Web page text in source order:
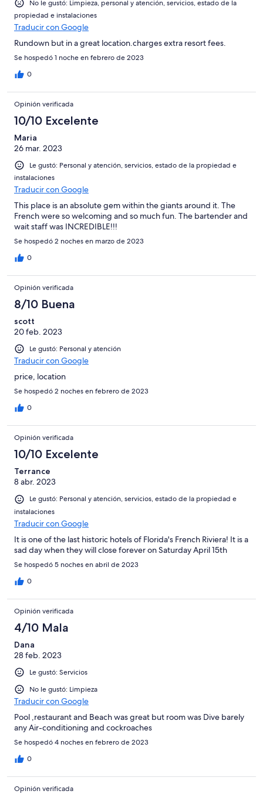
No le gustó: Limpieza, personal y atención, servicios, estado de la
propiedad e instalaciones
Traducir con Google
Rundown but in a great location.charges extra resort fees.
Se hospedó 1 noche en febrero de 2023
0
Opinión verificada
10/10 Excelente
Maria
26 mar. 2023
Le gustó: Personal y atención, servicios, estado de la propiedad e
instalaciones
Traducir con Google
This place is an absolute gem within the giants around it. The
French were so welcoming and so much fun. The bartender and
wait staff was INCREDIBLE!!!
Se hospedó 2 noches en marzo de 2023
0
Opinión verificada
8/10 Buena
scott
20 feb. 2023
Le gustó: Personal y atención
Traducir con Google
price, location
Se hospedó 2 noches en febrero de 2023
0
Opinión verificada
10/10 Excelente
Terrance
8 abr. 2023
Le gustó: Personal y atención, servicios, estado de la propiedad e
instalaciones
Traducir con Google
It is one of the last historic hotels of Florida's French Riviera! It is a
sad day when they will close forever on Saturday April 15th
Se hospedó 5 noches en abril de 2023
0
Opinión verificada
4/10 Mala
Dana
28 feb. 2023
Le gustó: Servicios
No le gustó: Limpieza
Traducir con Google
Pool ,restaurant and Beach was great but room was Dive barely
any Air-conditioning and cockroaches
Se hospedó 4 noches en febrero de 2023
0
Opinión verificada